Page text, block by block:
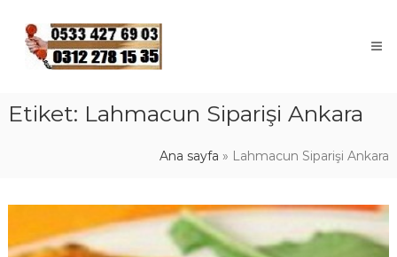
content
Etiket: Lahmacun Siparişi Ankara
Ana sayfa » Lahmacun Siparişi Ankara